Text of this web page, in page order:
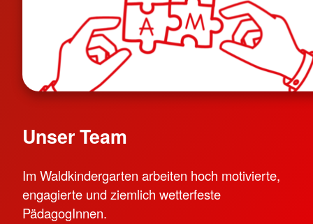
Unser Team
Im Waldkindergarten arbeiten hoch motivierte,
engagierte und ziemlich wetterfeste
PädagogInnen.